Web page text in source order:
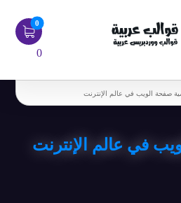
0
صفحة الويب في عالم الإنترنت
في عالم الإنترنت